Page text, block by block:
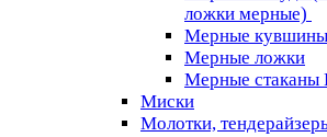
ложки мерные)
Мерные кувшины
Мерные ложки
Мерные стаканы
Миски
Молотки,